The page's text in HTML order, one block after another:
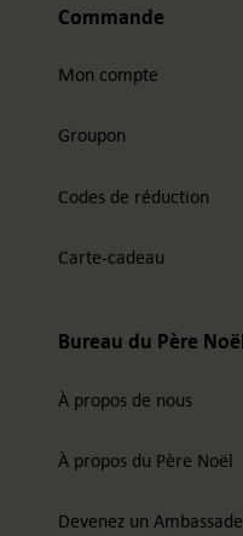
Commande
Mon compte
Groupon
Codes de réduction
Carte-cadeau
Bureau du Père Noël
À propos de nous
À propos du Père Noël
Devenez un